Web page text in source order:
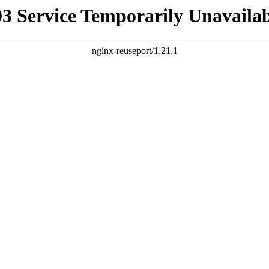
Service Temporarily
nginx-reuseport/1.21.1